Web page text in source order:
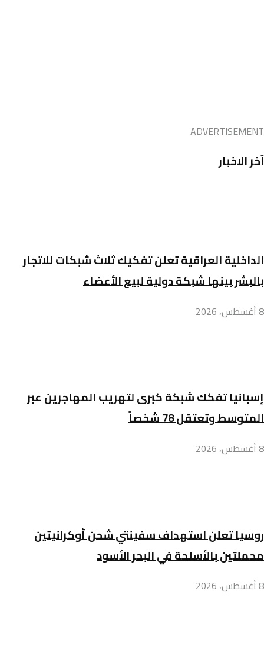
ADVERTISEMENT
آخر الاخبار
الداخلية العراقية تعلن تفكيك ثلاث شبكات للاتجار
بالبشر بينها شبكة دولية لبيع الأعضاء
8 أغسطس، 2026
إسبانيا تفكك شبكة كبرى لتهريب المهاجرين عبر
المتوسط وتعتقل 78 شخصاً
8 أغسطس، 2026
روسيا تعلن استهداف سفينتي شحن أوكرانيتين
محملتين بالأسلحة في البحر الأسود
8 أغسطس، 2026